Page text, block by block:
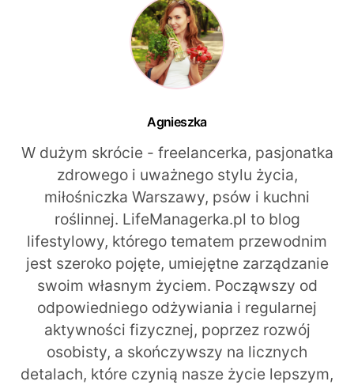
Agnieszka
W dużym skrócie - freelancerka, pasjonatka
zdrowego i uważnego stylu życia,
miłośniczka Warszawy, psów i kuchni
roślinnej. LifeManagerka.pl to blog
lifestylowy, którego tematem przewodnim
jest szeroko pojęte, umiejętne zarządzanie
swoim własnym życiem. Począwszy od
odpowiedniego odżywiania i regularnej
aktywności fizycznej, poprzez rozwój
osobisty, a skończywszy na licznych
detalach, które czynią nasze życie lepszym,